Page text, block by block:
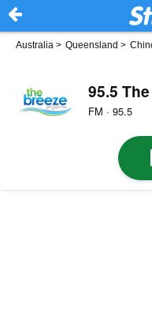
Australia > Queensland >
95.5
FM · 95.5